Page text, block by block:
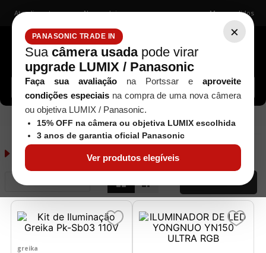
×
PANASONIC TRADE IN
Sua câmera usadapode virar
upgrade LUMIX / Panasonic
Faça sua avaliação na Portssar e aproveite
condições especiaisna compra de uma nova câmera
ou objetiva LUMIX / Panasonic.
15% OFF na câmera ou objetiva LUMIX escolhida
3 anos de garantia oficial Panasonic
Ver produtos elegíveis
Atendimento Nossas lojas Meus pedidos
Buscar câmeras, lentes, acessórios...
Estúdio / Iluminação Luz Contínua
Luz Contínua produtos
greika